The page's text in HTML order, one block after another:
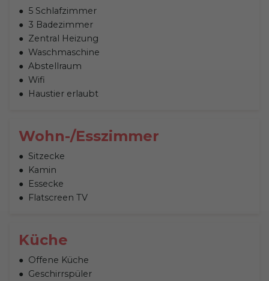
5 Schlafzimmer
3 Badezimmer
Zentral Heizung
Waschmaschine
Abstellraum
Wifi
Haustier erlaubt
Wohn-/Esszimmer
Sitzecke
Kamin
Essecke
Flatscreen TV
Küche
Offene Küche
Geschirrspüler